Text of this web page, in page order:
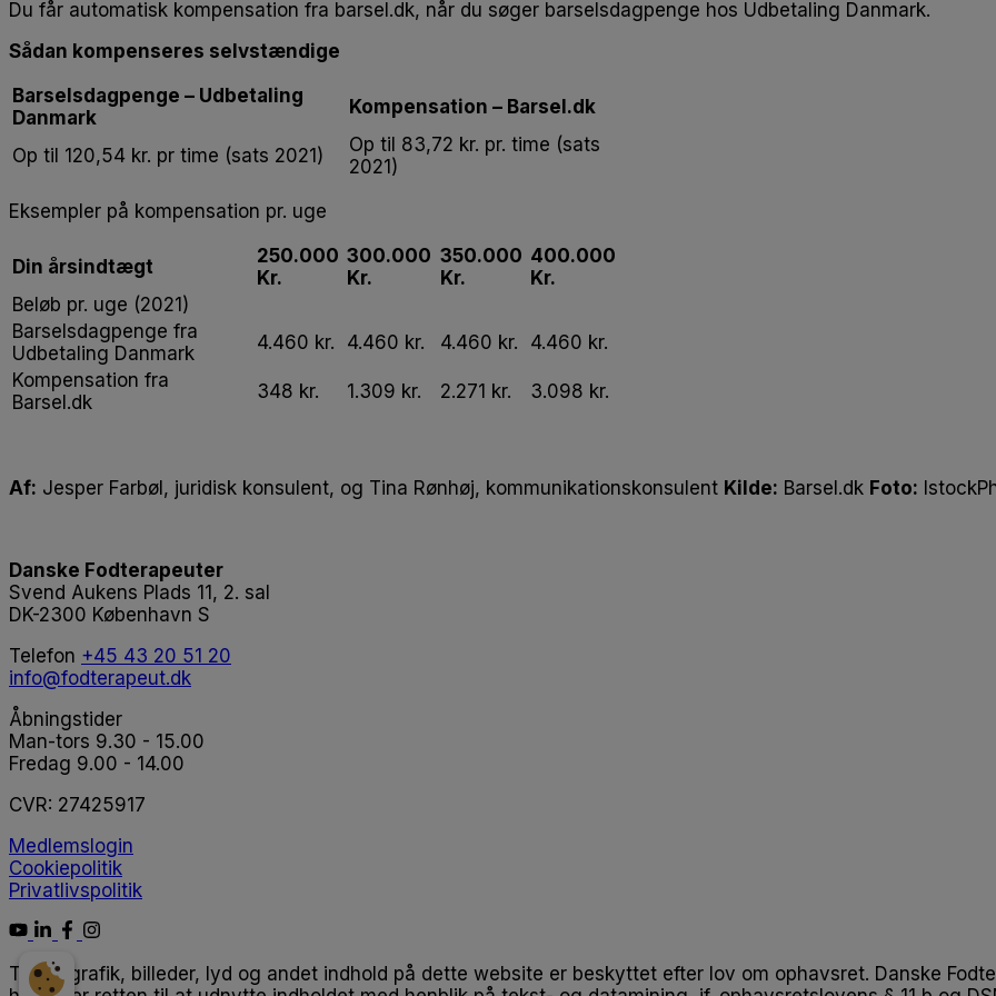
Du får automatisk kompensation fra barsel.dk, når du søger barselsdagpenge hos Udbetaling Danmark.
Sådan kompenseres selvstændige
Barselsdagpenge – Udbetaling
Danmark
Kompensation – Barsel.dk
Op til 120,54 kr. pr time (sats 2021)
Op til 83,72 kr. pr. time (sats
2021)
Eksempler på kompensation pr. uge
Din årsindtægt
250.000
Kr.
300.000
Kr.
350.000
Kr.
400.000
Kr.
Beløb pr. uge (2021)
Barselsdagpenge fra
Udbetaling Danmark
4.460 kr. 4.460 kr. 4.460 kr.
4.460 kr.
Kompensation fra
Barsel.dk
348 kr. 1.309 kr. 2.271 kr. 3.098 kr.
Af: Jesper Farbøl, juridisk konsulent, og Tina Rønhøj, kommunikationskonsulent Kilde: Barsel.dk Foto:
Danske Fodterapeuter
Svend Aukens Plads 11, 2. sal
DK-2300 København S
Telefon +45 43 20 51 20
info@fodterapeut.dk
Åbningstider
Man-tors 9.30 - 15.00
Fredag 9.00 - 14.00
CVR: 27425917
Medlemslogin
Cookiepolitik
Privatlivspolitik
Tekst, grafik, billeder, lyd og andet indhold på dette website er beskyttet efter lov om ophavsret. Danske